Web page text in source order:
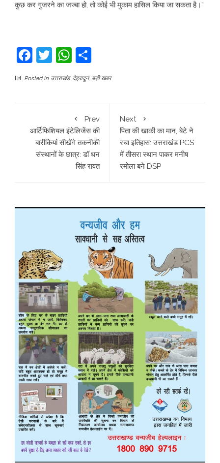
कुछ कर गुजरने का जज्बा हो, तो कोई भी मुकाम हासिल किया जा सकता है।”
Facebook
TwitterWhatsApp
Posted in उत्तराखंड, देहरादून, बड़ी खबर
Prev
आर्टिफिशियल इंटेलिजेंस की
बारीकियां सीखेंगे तकनीकी
संस्थानों के छात्र: डॉ धन
सिंह रावत
Next
पिता की खाकी का मान, बेटे ने
रचा इतिहास: उत्तराखंड PCS
में तीसरा स्थान पाकर मनीष
रमोला बने DSP